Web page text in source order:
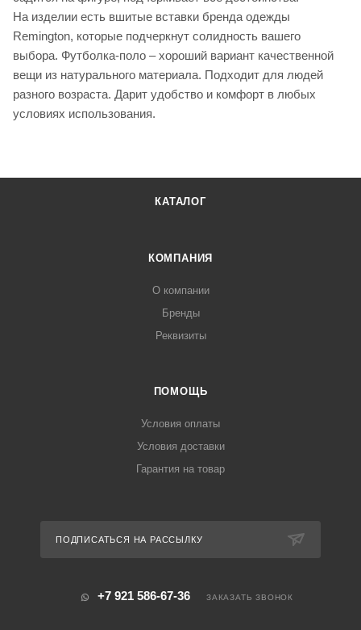
На изделии есть вшитые вставки бренда одежды
Remington, которые подчеркнут солидность вашего
выбора. Футболка-поло – хороший вариант качественной
вещи из натурального материала. Подходит для людей
разного возраста. Дарит удобство и комфорт в любых
условиях использования.
КАТАЛОГ
КОМПАНИЯ
О компании
Бренды
Реквизиты
ПОМОЩЬ
Условия оплаты
Условия доставки
Гарантия на товар
ПОДПИСАТЬСЯ НА РАССЫЛКУ
+7 921 586-67-36 ЗАКАЗАТЬ ЗВОНОК